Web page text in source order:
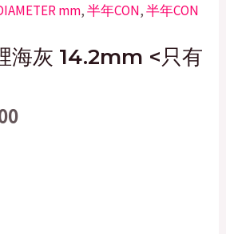
mm,半年CON,半年CON
海灰 14.2mm <只有